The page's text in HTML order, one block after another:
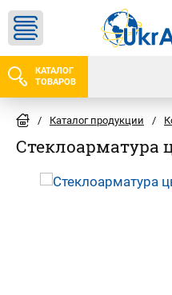
КАТАЛОГ
ТОВАРОВ
/ Каталог продукции /
Стеклоарматура